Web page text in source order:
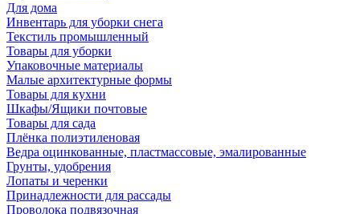
Для дома
Инвентарь для уборки снега
Текстиль промышленный
Товары для уборки
Упаковочные материалы
Малые архитектурные формы
Товары для кухни
Шкафы/Ящики почтовые
Товары для сада
Плёнка полиэтиленовая
Ведра оцинкованные, пластмассовые, эмалированные
Грунты, удобрения
Лопаты и черенки
Принадлежности для рассады
Проволока подвязочная